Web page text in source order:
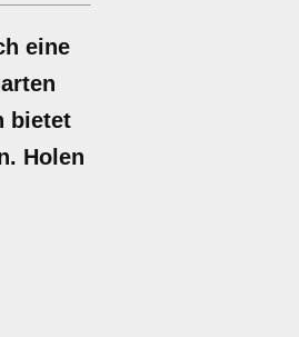
eine
bietet
Holen